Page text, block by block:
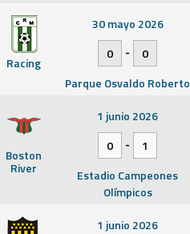
Racing
30 mayo 2026
0
-
0
Parque Osvaldo Roberto
Boston
River
1 junio 2026
0
-
1
Estadio Campeones
Olímpicos
1 junio 2026